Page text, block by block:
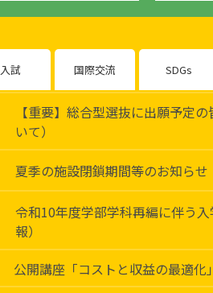
入試 国際交流 SDGs
【重要】総合型選抜に出願予定
いて）
夏季の施設閉鎖期間等のお知らせ
令和10年度学部学科再編に伴う
報）
公開講座「コストと収益の最適